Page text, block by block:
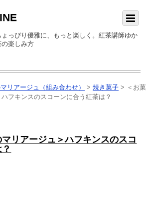
っぴり優雅に、もっと楽しく。紅茶講師ゆか
の楽しみ方
リアージュ（組み合わせ） > 焼き菓子 > ＜お菓
フキンスのスコーンに合う紅茶は？
リアージュ＞ハフキンスのスコ